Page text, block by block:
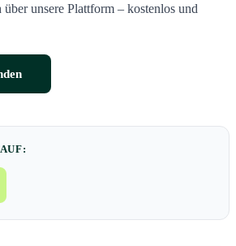
unsere Plattform – kostenlos und